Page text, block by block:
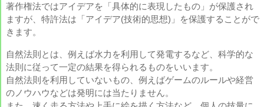
著作権法ではアイデアを「具体的に表現したもの」が保護され
ますが、特許法は「アイデア(技術的思想)」を保護することがで
きます。
自然法則とは、例えば水力を利用して発電するなど、科学的な
法則に従って一定の結果を得られるものをいいます。
自然法則を利用していないもの、例えばゲームのルールや経営
のノウハウなどは発明には当たりません。